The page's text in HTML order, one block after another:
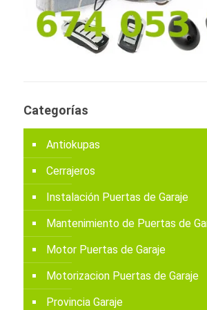
Categorías
Antiokupas
Cerrajeros
Instalación Puertas de Garaje
Mantenimiento de Puertas de
Motor Puertas de Garaje
Motorizacion Puertas de Garaje
Provincia Garaje